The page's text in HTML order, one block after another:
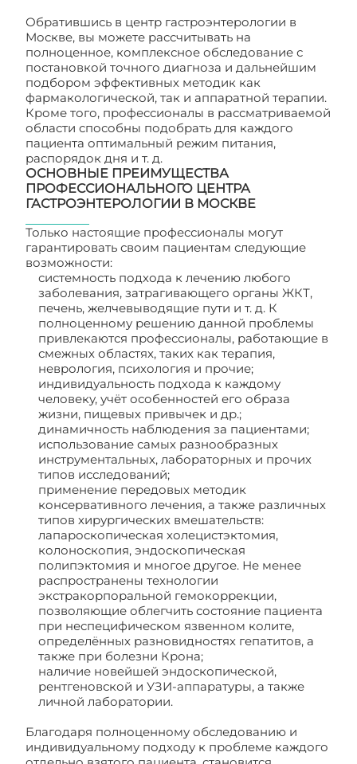
Обратившись в центр гастроэнтерологии в
Москве, вы можете рассчитывать на
полноценное, комплексное обследование с
постановкой точного диагноза и дальнейшим
подбором эффективных методик как
фармакологической, так и аппаратной терапии.
Кроме того, профессионалы в рассматриваемой
области способны подобрать для каждого
пациента оптимальный режим питания,
распорядок дня и т. д.
ОСНОВНЫЕ ПРЕИМУЩЕСТВА
ПРОФЕССИОНАЛЬНОГО ЦЕНТРА
ГАСТРОЭНТЕРОЛОГИИ В МОСКВЕ
Только настоящие профессионалы могут
гарантировать своим пациентам следующие
возможности:
системность подхода к лечению любого
заболевания, затрагивающего органы ЖКТ,
печень, желчевыводящие пути и т. д. К
полноценному решению данной проблемы
привлекаются профессионалы, работающие в
смежных областях, таких как терапия,
неврология, психология и прочие;
индивидуальность подхода к каждому
человеку, учёт особенностей его образа
жизни, пищевых привычек и др.;
динамичность наблюдения за пациентами;
использование самых разнообразных
инструментальных, лабораторных и прочих
типов исследований;
применение передовых методик
консервативного лечения, а также различных
типов хирургических вмешательств:
лапароскопическая холецистэктомия,
колоноскопия, эндоскопическая
полипэктомия и многое другое. Не менее
распространены технологии
экстракорпоральной гемокоррекции,
позволяющие облегчить состояние пациента
при неспецифическом язвенном колите,
определённых разновидностях гепатитов, а
также при болезни Крона;
наличие новейшей эндоскопической,
рентгеновской и УЗИ-аппаратуры, а также
личной лаборатории.
Благодаря полноценному обследованию и
индивидуальному подходу к проблеме каждого